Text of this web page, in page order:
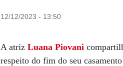
12/12/2023 - 13:50
A atrizLuana Piovani
respeito do fim do seu